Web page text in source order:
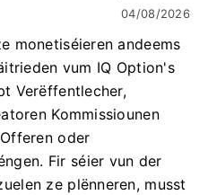
04/08/2026
monetiséieren andeems
vum IQ Option's
Verëffentlecher,
Kommissiounen
oder
Fir séier vun der
ze plënneren, musst